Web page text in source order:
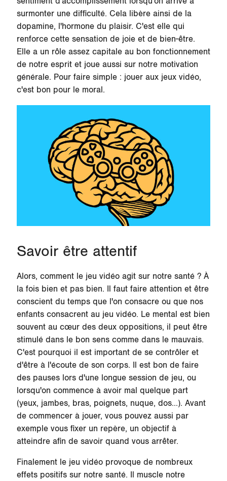
surmonter une difficulté. Cela libère ainsi de la
dopamine, l'hormone du plaisir. C'est elle qui
renforce cette sensation de joie et de bien-être.
Elle a un rôle assez capitale au bon fonctionnement
de notre esprit et joue aussi sur notre motivation
générale. Pour faire simple : jouer aux jeux vidéo,
c'est bon pour le moral.
Savoir être attentif
Alors, comment le jeu vidéo agit sur notre santé ? À
la fois bien et pas bien. Il faut faire attention et être
conscient du temps que l'on consacre ou que nos
enfants consacrent au jeu vidéo. Le mental est bien
souvent au cœur des deux oppositions, il peut être
stimulé dans le bon sens comme dans le mauvais.
C'est pourquoi il est important de se contrôler et
d'être à l'écoute de son corps. Il est bon de faire
des pauses lors d'une longue session de jeu, ou
lorsqu'on commence à avoir mal quelque part
(yeux, jambes, bras, poignets, nuque, dos...). Avant
de commencer à jouer, vous pouvez aussi par
exemple vous fixer un repère, un objectif à
atteindre afin de savoir quand vous arrêter.
Finalement le jeu vidéo provoque de nombreux
effets positifs sur notre santé. Il muscle notre